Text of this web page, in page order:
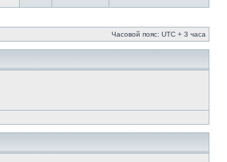
Часовой пояс: UTC + 3 часа